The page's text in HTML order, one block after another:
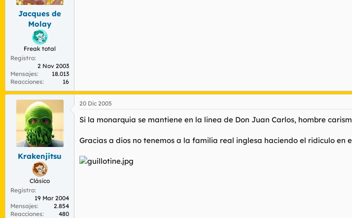
Jacques de
Molay
Freak total
Registro
2 Nov 2003
Mensajes
18.013
Reacciones
16
Krakenjitsu
Clásico
Registro
19 Mar 2004
Mensajes
2.854
Reacciones
480
20 Dic 2005
Si la monarquia se mantiene en la linea de Don Juan Carlos, hombre
Gracias a dios no tenemos a la familia real inglesa haciendo el ridiculo en